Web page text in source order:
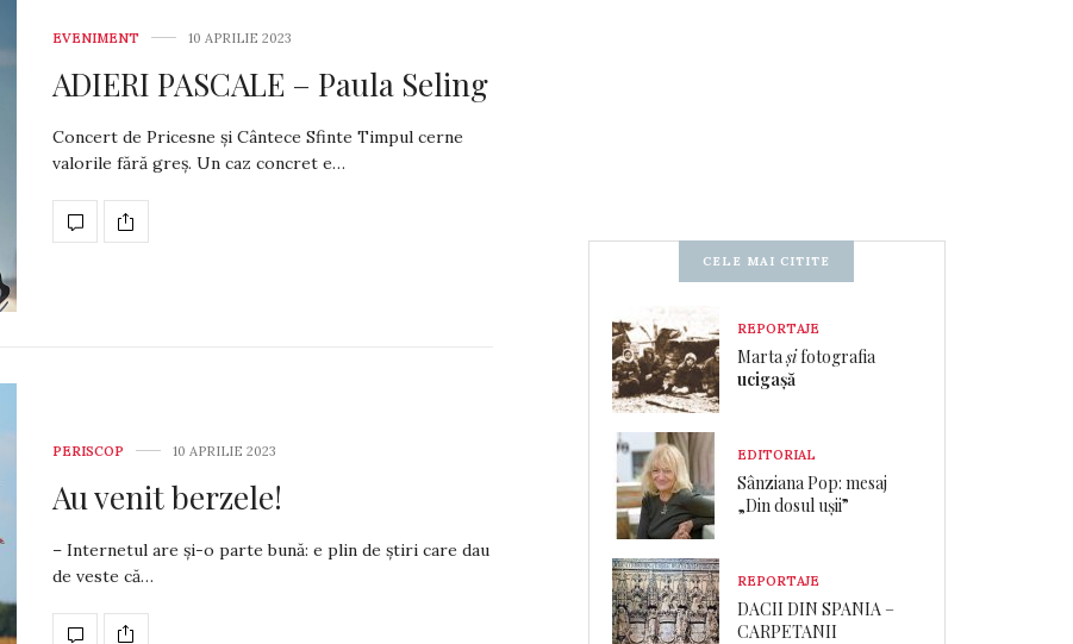
EVENIMENT 10 APRILIE 2023
ADIERI PASCALE – Paula Seling
Concert de Pricesne și Cântece Sfinte Timpul cerne
valorile fără greș. Un caz concret e…
PERISCOP 10 APRILIE 2023
Au venit berzele!
– Internetul are și-o parte bună: e plin de știri care dau
de veste că…
CELE MAI CITITE
REPORTAJE
Martașifotografia
ucigașă
EDITORIAL
Sânziana Pop: mesaj
„Din dosul ușii”
REPORTAJE
DACII DIN SPANIA –
CARPETANII